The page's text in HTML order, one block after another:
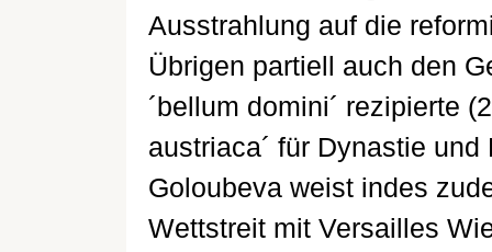
Ausstrahlung auf die
Übrigen partiell auch den
´bellum domini´ rezipierte
austriaca´ für Dynastie
Goloubeva weist indes
Wettstreit mit Versailles